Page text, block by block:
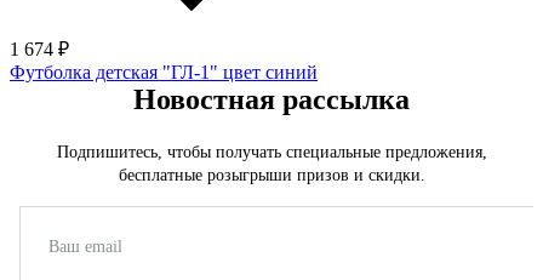
1 674 ₽
Футболка детская "ГЛ-1" цвет синий
Новостная рассылка
Подпишитесь, чтобы получать специальные предложения,
бесплатные розыгрыши призов и скидки.